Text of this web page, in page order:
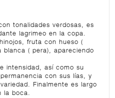
tonalidades verdosas, es
lagrimeo en la copa.
fruta con hueso (
blanca ( pera), apareciendo
intensidad, así como su
con sus lías, y
Finalmente es largo
la boca.